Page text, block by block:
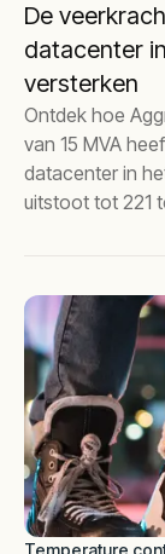
De
datacenter
versterken
Ontdek hoe
van 15 MVA
datacenter in
uitstoot tot 221
Temperature